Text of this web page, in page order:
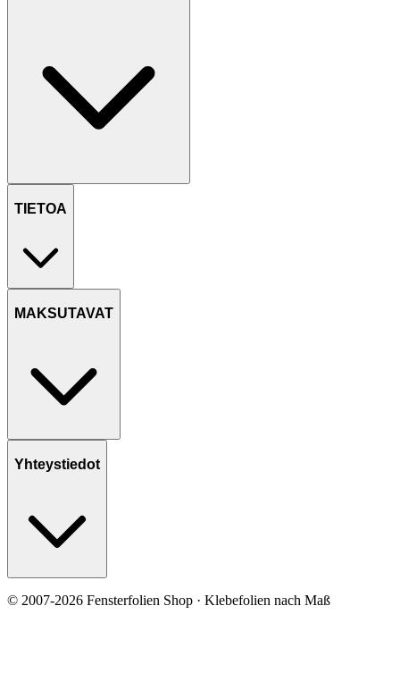
TIETOA
MAKSUTAVAT
Yhteystiedot
© 2007-2026 Fensterfolien Shop · Klebefolien nach Maß